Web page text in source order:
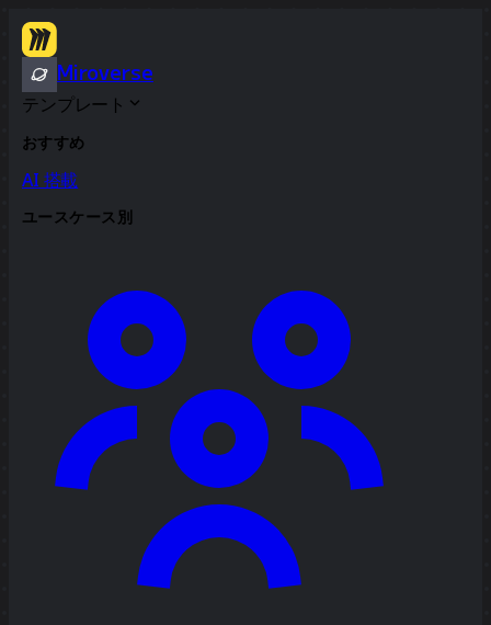
Miroverse
テンプレート
おすすめ
AI 搭載
ユースケース別